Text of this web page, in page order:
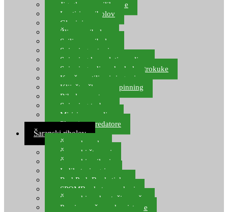
Jig glave za silikonce
Leptiri za ribolov
Glavinjare
Žlice za ribolov
Sajlice za ribolov
Spinning setovi
Spinning kompleti varalica
Spinning udice, dvokuke, trokuke
Kopče, vrtilice i ringovi
Kliješta, škare za spinning
Ribolov pastrve
Spinning torbe
Mirisi za varalice
Plovci za predatore
Šaranski ribolov
Šaranske role
Šaranski štapovi
Šaranski najloni
Indikatori ugriza
Rod Pod, Banksticks
SPOMB rakete, markeri
Šaranski podmetači, mreže
Pernice za šaranske sisteme